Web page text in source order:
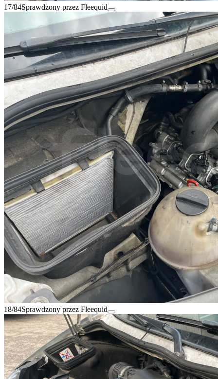
17/84Sprawdzony przez Fleequid
18/84Sprawdzony przez Fleequid